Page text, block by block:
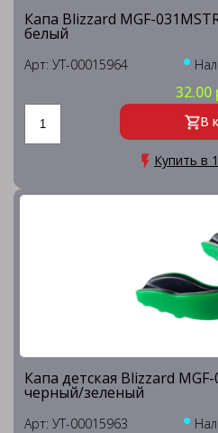
Капа Blizzard MGF-
белый
Арт: УТ-00015964
32.00
В
Купить в
Капа детская Blizzard
черный/зеленый
Арт: УТ-00015963